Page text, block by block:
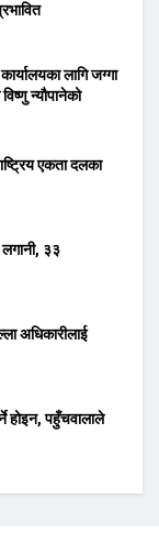
लागि जग्गा
न्यौपानेको
एकता दलका
लगानी, ३३
अधिकारीलाई
होइन, पहुँचवालाले